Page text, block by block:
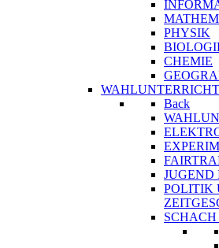
PHYSIK
CHEMIE
WAHLUNTERRICHT
Back
JUGEND
POLITIK